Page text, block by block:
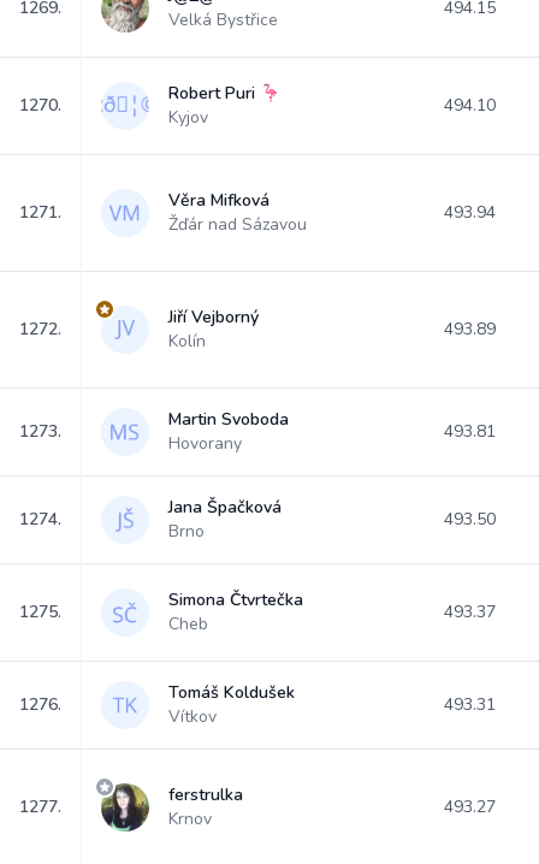
1269.
Velká Bystřice
494.15
1270.
Robert Puri 🦩
Kyjov
494.10
1271.
Věra Mifková
Žďár nad Sázavou
493.94
1272.
Jiří Vejborný
Kolín
493.89
1273.
Martin Svoboda
Hovorany
493.81
1274.
Jana Špačková
Brno
493.50
1275.
Simona Čtvrtečka
Cheb
493.37
1276.
Tomáš Koldušek
Vítkov
493.31
1277.
ferstrulka
Krnov
493.27